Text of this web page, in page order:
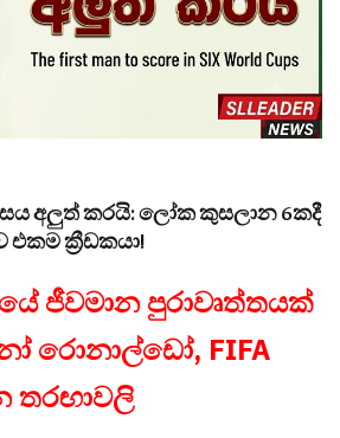
අලුත් කරයි: ලෝක කුසලාන 6කදී
ක්‍රීඩකයා!
ජීවමාන පුරාවෘත්තයක්
රොනාල්ඩෝ, FIFA
තරඟාවලි